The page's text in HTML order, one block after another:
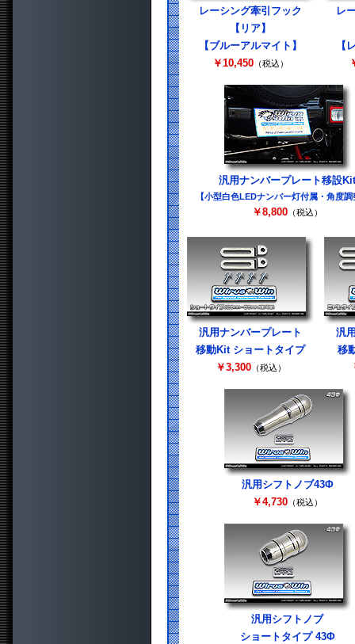
レーシング牽引フック
【リア】
【ブルーアルマイト】
￥10,450 （税込）
レ
【
汎用ナンバープレート移設Kit
【小型白色LEDナンバー灯付属・角度調
￥8,800 （税込）
汎用ナンバープレート
移動Kit ショートタイプ
￥3,300（税込）
汎
移
汎用シフトノブ43Φ
￥4,730 （税込）
汎用シフトノブ
ショートタイプ 43Φ